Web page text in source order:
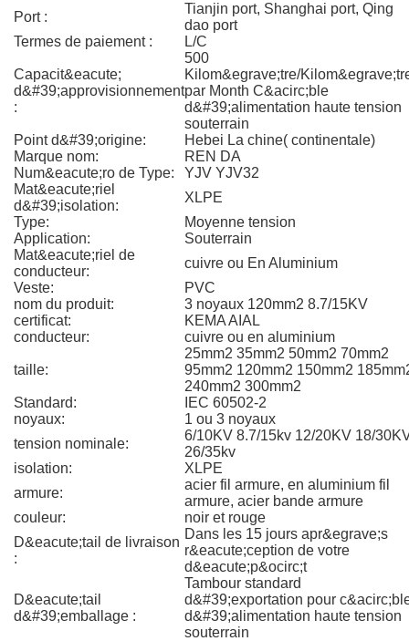
Port :
Tianjin port, Shanghai port, Qing
dao port
Termes de paiement :
L/C
Capacit&eacute;
d&#39;approvisionnement
:
500
Kilom&egrave;tre/
par Month C&acirc;ble
d&#39;alimentation haute tension
souterrain
Point d&#39;origine:
Hebei La chine( continentale)
Marque nom:
REN DA
Num&eacute;ro de Type:
YJV YJV32
Mat&eacute;riel
d&#39;isolation:
XLPE
Type:
Moyenne tension
Application:
Souterrain
Mat&eacute;riel de
conducteur:
cuivre ou En Aluminium
Veste:
PVC
nom du produit:
3 noyaux 120mm2 8.7/15KV
certificat:
KEMA AIAL
conducteur:
cuivre ou en aluminium
taille:
25mm2 35mm2 50mm2 70mm2
95mm2 120mm2 150mm2
240mm2 300mm2
Standard:
IEC 60502-2
noyaux:
1 ou 3 noyaux
tension nominale:
6/10KV 8.7/15kv 12/20KV 18/
26/35kv
isolation:
XLPE
armure:
acier fil armure, en aluminium fil
armure, acier bande armure
couleur:
noir et rouge
D&eacute;tail de livraison
:
Dans les 15 jours apr&egrave;s
r&eacute;ception de votre
d&eacute;p&ocirc;t
D&eacute;tail
d&#39;emballage :
Tambour standard
d&#39;exportation pour
d&#39;alimentation haute tension
souterrain